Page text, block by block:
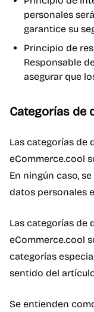
personales
garantice su
Principio de
Responsable
asegurar que
Categorías de
Las categorías de
eCommerce.cool
En ningún caso,
datos personales
Las categorías de
eCommerce.cool
categorías
sentido del
Se entienden